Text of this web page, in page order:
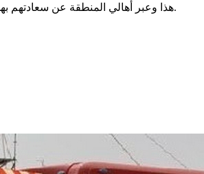
هذا وعبر أهالي المنطقة عن سعادتهم بهذه العودة وتتقدم هيئة المهرجان بالشكر لكل من ساهم في هذا النجاح.